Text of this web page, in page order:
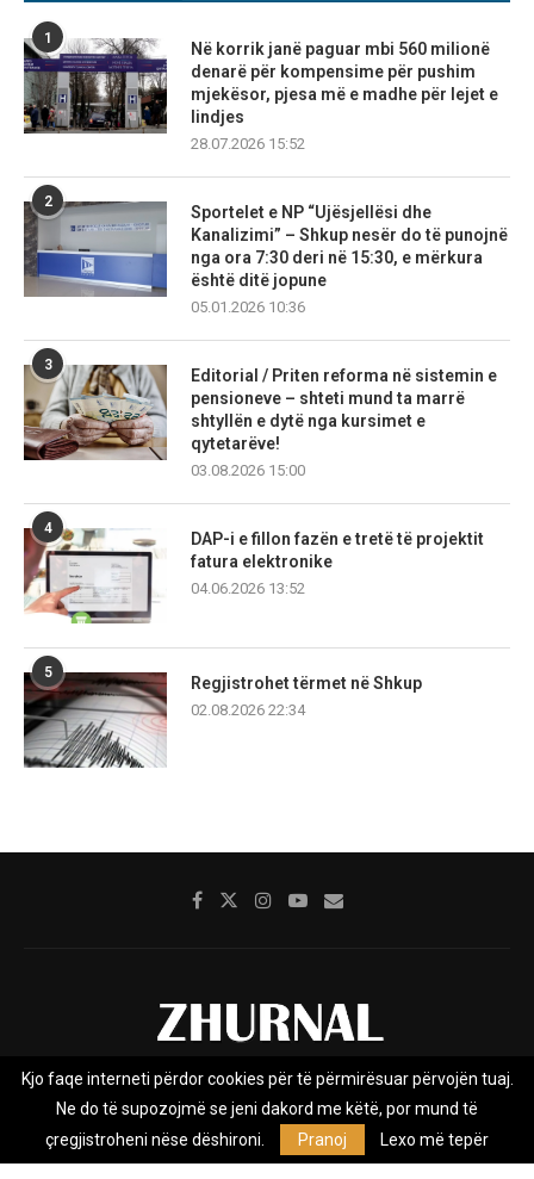
1
Në korrik janë paguar mbi 560 milionë
denarë për kompensime për pushim
mjekësor, pjesa më e madhe për lejet e
lindjes
28.07.2026 15:52
2
Sportelet e NP “Ujësjellësi dhe
Kanalizimi” – Shkup nesër do të punojnë
nga ora 7:30 deri në 15:30, e mërkura
është ditë jopune
05.01.2026 10:36
3
Editorial / Priten reforma në sistemin e
pensioneve – shteti mund ta marrë
shtyllën e dytë nga kursimet e
qytetarëve!
03.08.2026 15:00
4
DAP-i e fillon fazën e tretë të projektit
fatura elektronike
04.06.2026 13:52
5
Regjistrohet tërmet në Shkup
02.08.2026 22:34
Rreth nesh Impresumi Marketing
Kontakt
Privacy Policy
Zhurnal.mk është Agjenci e Lajmeve e pavarur, e themeluar në vitin
Kjo faqe interneti përdor cookies për të përmirësuar përvojën tuaj.
Ne do të supozojmë se jeni dakord me këtë, por mund të
çregjistroheni nëse dëshironi.
Pranoj Lexo më tepër